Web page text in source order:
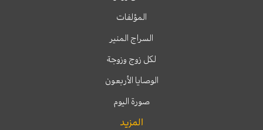
المؤلفات
السراج المنير
لكل زوج وزوجة
الوصايا الأربعون
صورة اليوم
المزيد